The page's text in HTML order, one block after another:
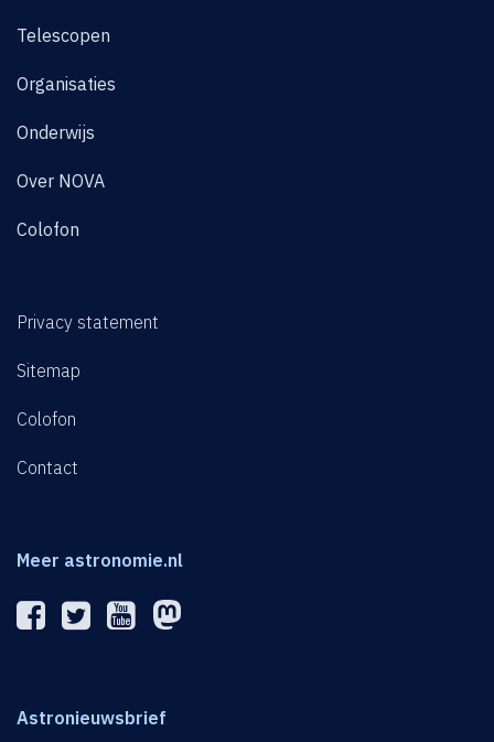
Telescopen
Organisaties
Onderwijs
Over NOVA
Colofon
Privacy statement
Sitemap
Colofon
Contact
Meer astronomie.nl
Astronieuwsbrief